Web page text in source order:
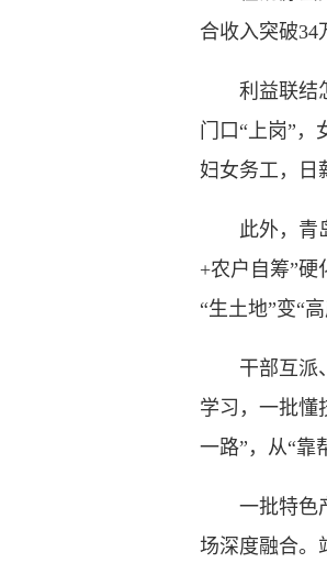
合收入突破34
利益联结怎
门口“上岗”，
妇女务工，日
此外，青岛
+农户自筹”
“生土地”变“
干部互派、
学习，一批懂
一路”，从“靠
一批特色产
场深度融合。